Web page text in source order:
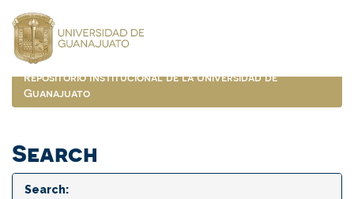
navigation
Repositorio Institucional de la Universidad de
Guanajuato
Search
Search: